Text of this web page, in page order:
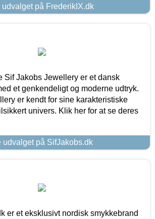
udvalget på FrederikIX.dk
Sif Jakobs Jewellery er et dansk
et genkendeligt og moderne udtryk.
er kendt for sine karakteristiske
univers. Klik her for at se deres
udvalget på SifJakobs.dk
er et eksklusivt nordisk smykkebrand